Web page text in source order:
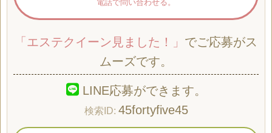
電話で問い合わせる。
「エステクイーン見ました！」 でご応募がス
ムーズです。
LINE応募ができます。
45fortyfive45